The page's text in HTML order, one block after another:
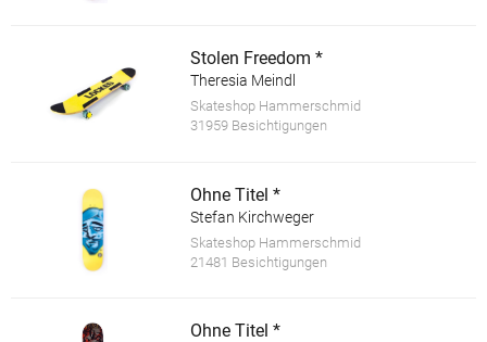
Stolen Freedom *
Theresia Meindl
Skateshop Hammerschmid
31959 Besichtigungen
Ohne Titel *
Stefan Kirchweger
Skateshop Hammerschmid
21481 Besichtigungen
Ohne Titel *